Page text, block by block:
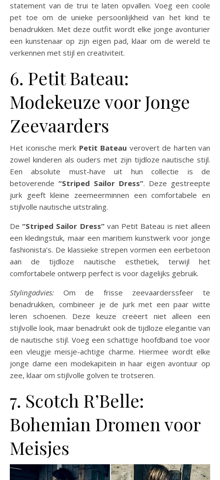
statement van de trui te laten opvallen. Voeg een coole
pet toe om de unieke persoonlijkheid van het kind te
benadrukken. Met deze outfit wordt elke jonge avonturier
een kunstenaar op zijn eigen pad, klaar om de wereld te
verkennen met stijl en creativiteit.
6. Petit Bateau:
Modekeuze voor Jonge
Zeevaarders
Het iconische merk Petit Bateau verovert de harten van
zowel kinderen als ouders met zijn tijdloze nautische stijl.
Een absolute must-have uit hun collectie is de
betoverende “Striped Sailor Dress”. Deze gestreepte
jurk geeft kleine zeemeerminnen een comfortabele en
stijlvolle nautische uitstraling.
De“Striped Sailor Dress”van Petit Bateau is niet alleen
een kledingstuk, maar een maritiem kunstwerk voor jonge
fashionista’s. De klassieke strepen vormen een eerbetoon
aan de tijdloze nautische esthetiek, terwijl het
comfortabele ontwerp perfect is voor dagelijks gebruik.
Stylingadvies: Om de frisse zeevaarderssfeer te
benadrukken, combineer je de jurk met een paar witte
leren schoenen. Deze keuze creëert niet alleen een
stijlvolle look, maar benadrukt ook de tijdloze elegantie van
de nautische stijl. Voeg een schattige hoofdband toe voor
een vleugje meisje-achtige charme. Hiermee wordt elke
jonge dame een modekapitein in haar eigen avontuur op
zee, klaar om stijlvolle golven te trotseren.
7. Scotch R’Belle:
Bohemian Dromen voor
Meisjes